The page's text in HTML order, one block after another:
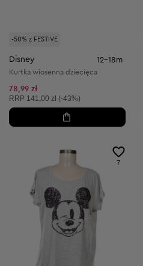
-50% z FESTIVE
Disney 12-18m
Kurtka wiosenna dziecięca
78,99 zł
Cena sugerowana:
RRP 141,00 zł (-43%)
7